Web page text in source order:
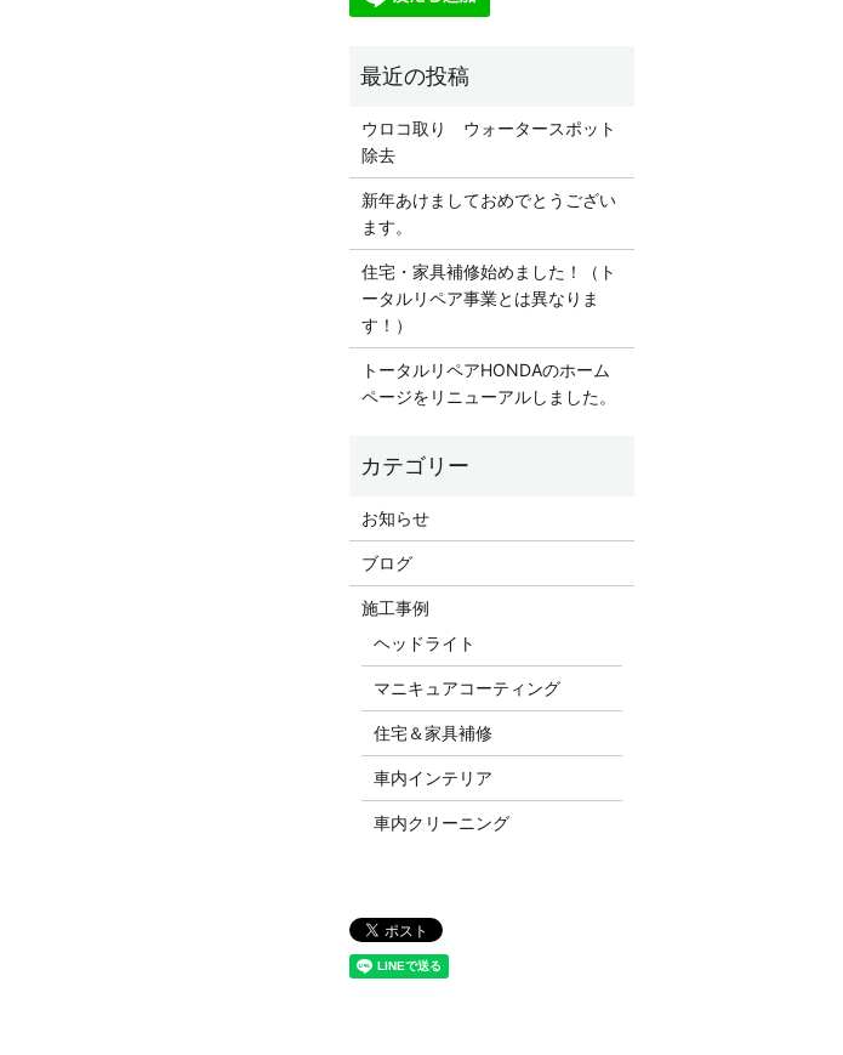
ウロコ取り ウォータースポット
除去
新年あけましておめでとうござい
ます。
住宅・家具補修始めました！（ト
ータルリペア事業とは異なりま
す！）
トータルリペアHONDAのホーム
ページをリニューアルしました。
お知らせ
ブログ
施工事例
ヘッドライト
マニキュアコーティング
住宅＆家具補修
車内インテリア
車内クリーニング